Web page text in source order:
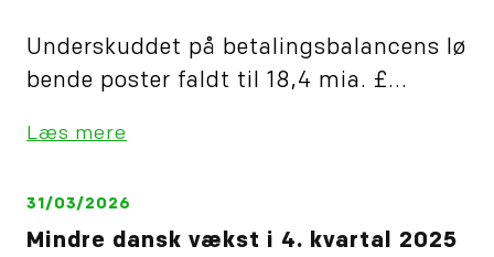
Underskuddet på betalingsbalancens lø
bende poster faldt til 18,4 mia. £...
Læs mere
31/03/2026
Mindre dansk vækst i 4. kvartal 2025